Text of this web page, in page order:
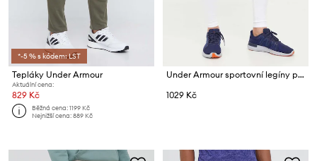
*-5 % s kódem: LST
Tepláky Under Armour
Aktuální cena:
829 Kč
Běžná cena:1199 Kč
Nejnižší cena:889 Kč
Under Armour sportovní legíny pánské HG Armour
1029 Kč